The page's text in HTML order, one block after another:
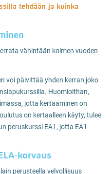
tehdään ja kuinka
vähintään kolmen vuoden
voi päivittää yhden kerran joko
Huomioithan,
jotta kertaaminen on
on kertaalleen käyty, tulee
peruskurssi EA1, jotta EA1
korvaus
perusteella velvollisuus